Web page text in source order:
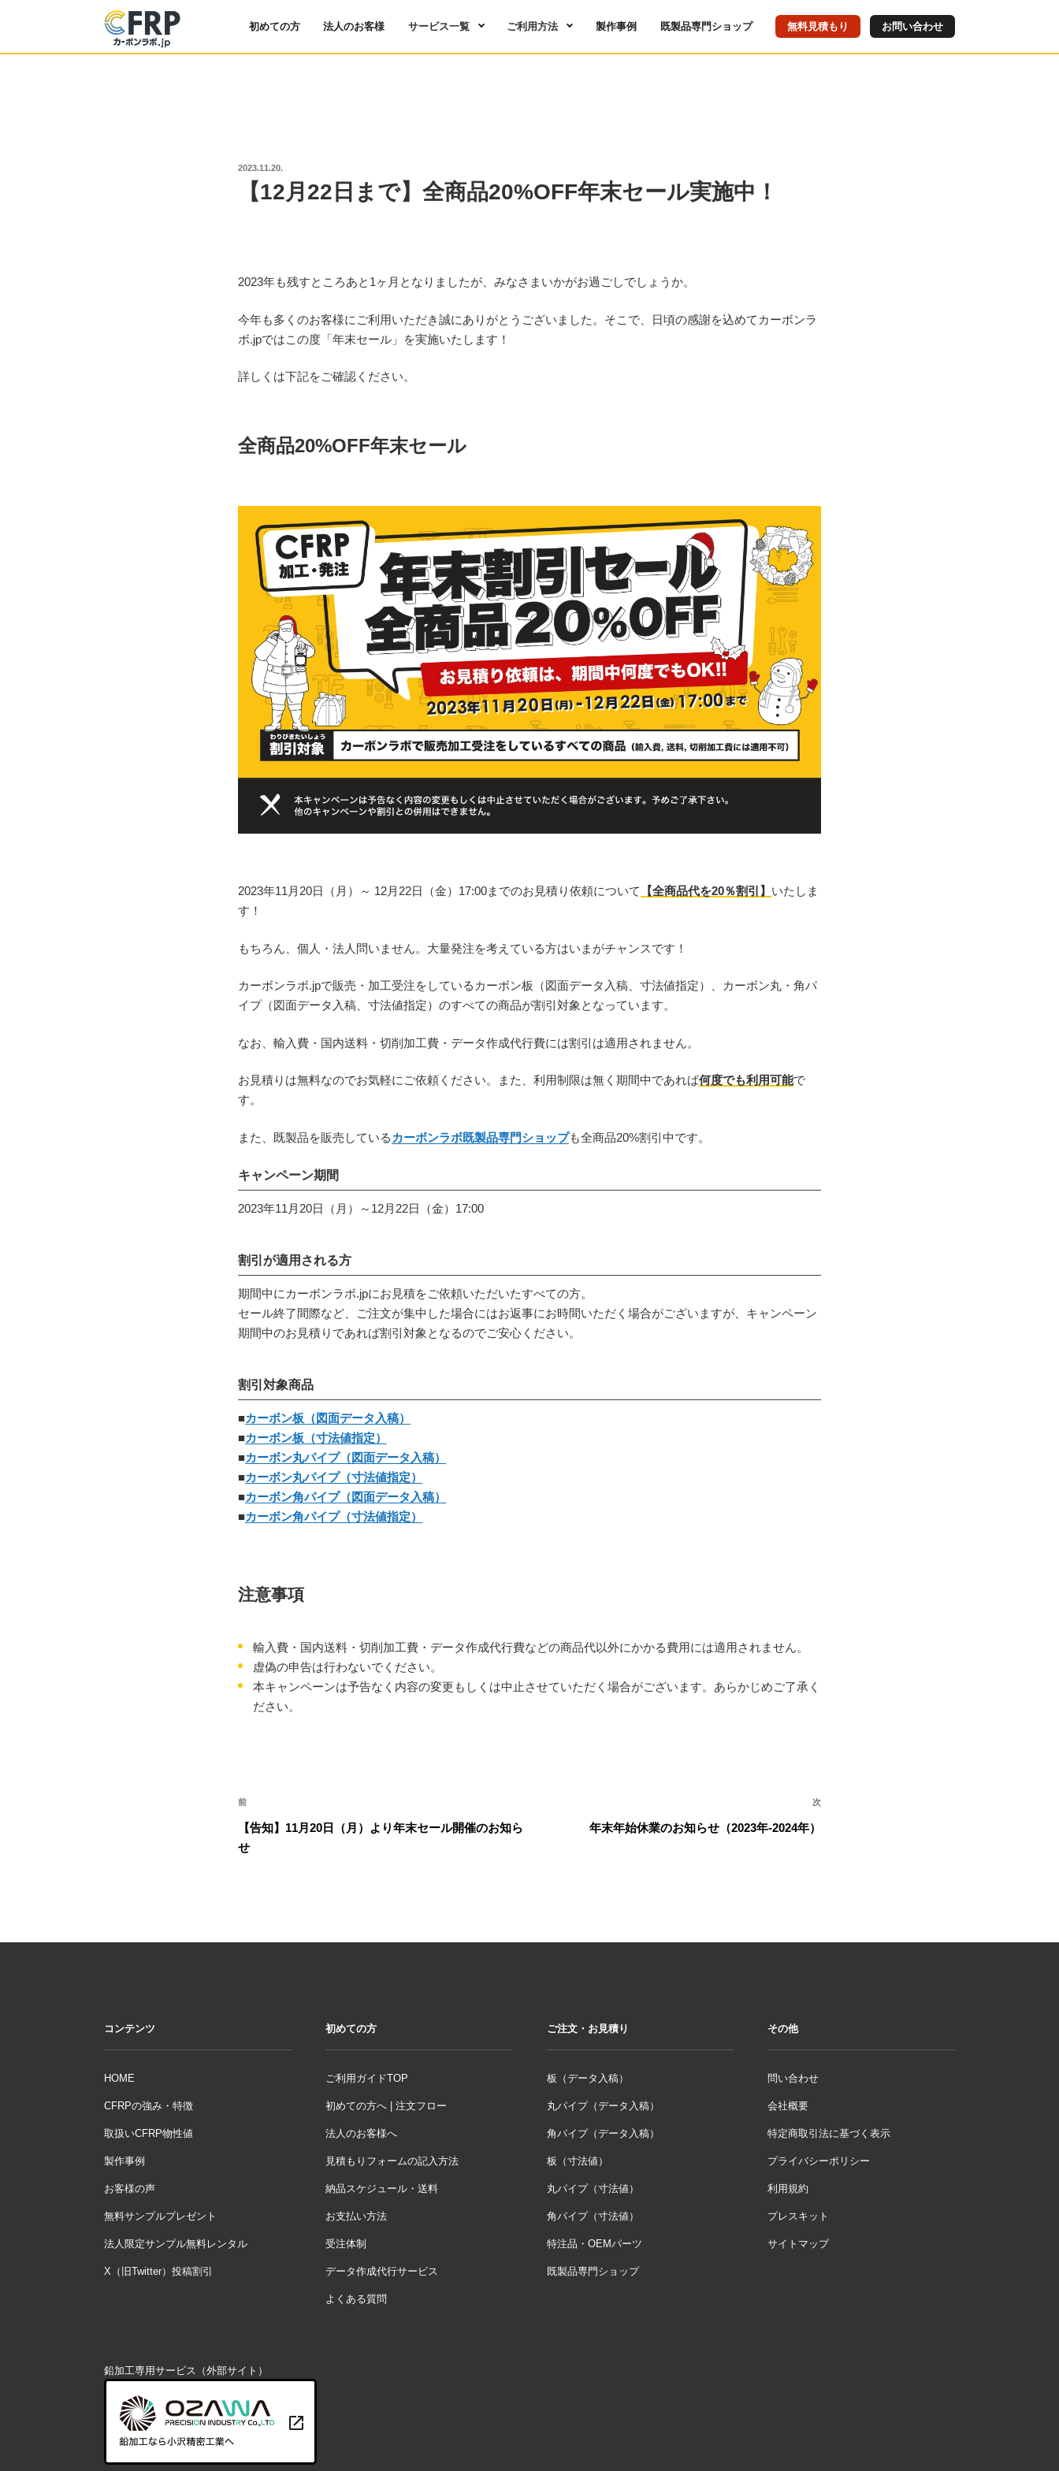
初めての方 法人のお客様 サービス一覧 ご利用方法 製作事例 既製品専門ショップ 無料見積もり お問い合わせ
投
2023.11.20.
【12月22日まで】全商品20%OFF年末セール実施中！
2023年も残すところあと1ヶ月となりましたが、みなさまいかがお過ごしでしょうか。
今年も多くのお客様にご利用いただき誠にありがとうございました。そこで、日頃の感謝を込めてカーボンラ
ボ.jpではこの度「年末セール」を実施いたします！
詳しくは下記をご確認ください。
全商品20%OFF年末セール
2023年11月20日（月）～ 12月22日（金）17:00までのお見積り依頼について 【全商品代を20％割引】 いたしま
す！
もちろん、個人・法人問いません。大量発注を考えている方はいまがチャンスです！
カーボンラボ.jpで販売・加工受注をしているカーボン板（図面データ入稿、寸法値指定）、カーボン丸・角パ
イプ（図面データ入稿、寸法値指定）のすべての商品が割引対象となっています。
なお、輸入費・国内送料・切削加工費・データ作成代行費には割引は適用されません。
お見積りは無料なのでお気軽にご依頼ください。また、利用制限は無く期間中であれば何度でも利用可能で
す。
また、既製品を販売している カーボンラボ既製品専門ショップも全商品20%割引中です。
キャンペーン期間
2023年11月20日（月）～12月22日（金）17:00
割引が適用される方
期間中にカーボンラボ.jpにお見積をご依頼いただいたすべての方。
セール終了間際など、ご注文が集中した場合にはお返事にお時間いただく場合がございますが、キャンペーン
期間中のお見積りであれば割引対象となるのでご安心ください。
割引対象商品
■カーボン板（図面データ入稿）
■カーボン板（寸法値指定）
■カーボン丸パイプ（図面データ入稿）
■カーボン丸パイプ（寸法値指定）
■カーボン角パイプ（図面データ入稿）
■カーボン角パイプ（寸法値指定）
注意事項
輸入費・国内送料・切削加工費・データ作成代行費などの商品代以外にかかる費用には適用されません。
虚偽の申告は行わないでください。
本キャンペーンは予告なく内容の変更もしくは中止させていただく場合がございます。あらかじめご了承く
ださい。
投
稿
ナ
前
の
投
前
【告知】11月20日（月）より年末セール開催のお知ら
せ
次
次
年末年始休業のお知らせ（2023年-2024年）
コンテンツ
HOME
CFRPの強み・特徴
取扱いCFRP物性値
製作事例
お客様の声
無料サンプルプレゼント
法人限定サンプル無料レンタル
X（旧Twitter）投稿割引
初めての方
ご利用ガイドTOP
初めての方へ | 注文フロー
法人のお客様へ
見積もりフォームの記入方法
納品スケジュール・送料
お支払い方法
受注体制
データ作成代行サービス
よくある質問
ご注文・お見積り
板（データ入稿）
丸パイプ（データ入稿）
角パイプ（データ入稿）
板（寸法値）
丸パイプ（寸法値）
角パイプ（寸法値）
特注品・OEMパーツ
既製品専門ショップ
その他
問い合わせ
会社概要
特定商取引法に基づく表示
プライバシーポリシー
利用規約
プレスキット
サイトマップ
鉛加工専用サービス（外部サイト）